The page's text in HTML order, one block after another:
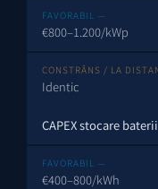
€800–1.200/kWp
Identic
CAPEX stocare baterii
€400–800/kWh